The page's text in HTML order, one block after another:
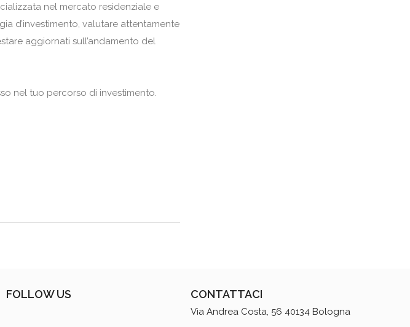
nel mercato residenziale e
d’investimento, valutare attentamente
aggiornati sull’andamento del
nel tuo percorso di investimento.
FOLLOW US CONTATTACI
Via Andrea Costa, 56 40134 Bologna